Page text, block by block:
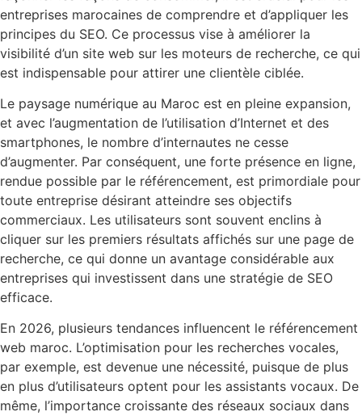
entreprises marocaines de comprendre et d’appliquer les
principes du SEO. Ce processus vise à améliorer la
visibilité d’un site web sur les moteurs de recherche, ce qui
est indispensable pour attirer une clientèle ciblée.
Le paysage numérique au Maroc est en pleine expansion,
et avec l’augmentation de l’utilisation d’Internet et des
smartphones, le nombre d’internautes ne cesse
d’augmenter. Par conséquent, une forte présence en ligne,
rendue possible par le référencement, est primordiale pour
toute entreprise désirant atteindre ses objectifs
commerciaux. Les utilisateurs sont souvent enclins à
cliquer sur les premiers résultats affichés sur une page de
recherche, ce qui donne un avantage considérable aux
entreprises qui investissent dans une stratégie de SEO
efficace.
En 2026, plusieurs tendances influencent le référencement
web maroc. L’optimisation pour les recherches vocales,
par exemple, est devenue une nécessité, puisque de plus
en plus d’utilisateurs optent pour les assistants vocaux. De
même, l’importance croissante des réseaux sociaux dans